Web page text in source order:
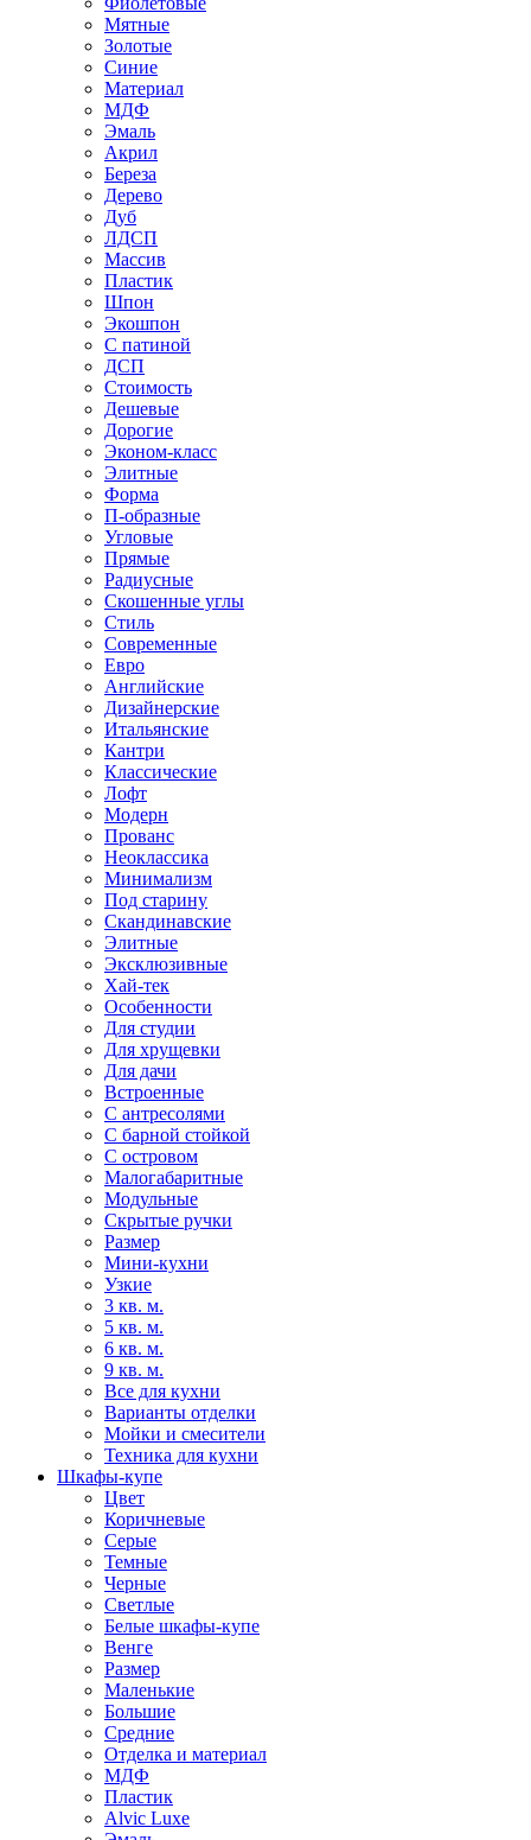
Мятные
Золотые
Синие
Материал
МДФ
Эмаль
Акрил
Береза
Дерево
Дуб
ЛДСП
Массив
Пластик
Шпон
Экошпон
С патиной
ДСП
Стоимость
Дешевые
Дорогие
Эконом-класс
Элитные
Форма
П-образные
Угловые
Прямые
Радиусные
Скошенные углы
Стиль
Современные
Евро
Английские
Дизайнерские
Итальянские
Кантри
Классические
Лофт
Модерн
Прованс
Неоклассика
Минимализм
Под старину
Скандинавские
Элитные
Эксклюзивные
Хай-тек
Особенности
Для студии
Для хрущевки
Для дачи
Встроенные
С антресолями
С барной стойкой
С островом
Малогабаритные
Модульные
Скрытые ручки
Размер
Мини-кухни
Узкие
3 кв. м.
5 кв. м.
6 кв. м.
9 кв. м.
Все для кухни
Варианты отделки
Мойки и смесители
Техника для кухни
Шкафы-купе
Цвет
Коричневые
Серые
Темные
Черные
Светлые
Белые шкафы-купе
Венге
Размер
Маленькие
Большие
Средние
Отделка и материал
МДФ
Пластик
Alvic Luxe